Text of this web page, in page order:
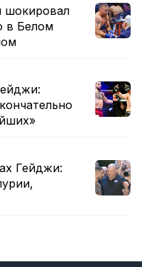
шокировал
в Белом
Гейджи: